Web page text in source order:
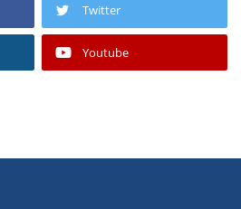
Twitter
Youtube